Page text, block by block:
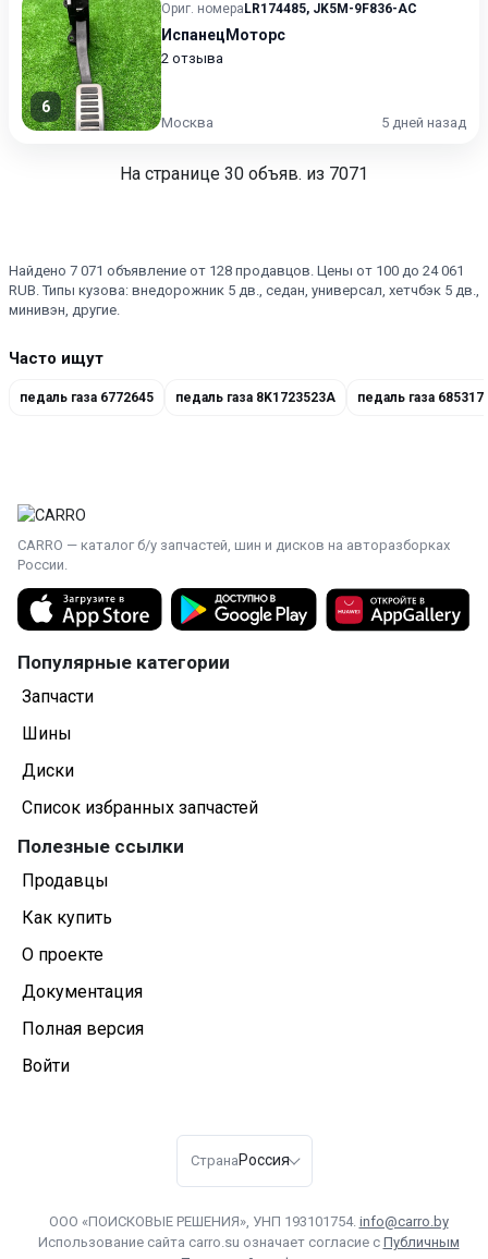
6
Ориг. номера LR174485, JK5M-9F836-AC
ИспанецМоторс
2 отзыва
Москва 5 дней назад
На странице 30 объяв. из 7071
Найдено 7 071 объявление от 128 продавцов. Цены от 100 до 24 061
RUB. Типы кузова: внедорожник 5 дв., седан, универсал, хетчбэк 5 дв.,
минивэн, другие.
Часто ищут
педаль газа 6772645 педаль газа 8K1723523A педаль газа
CARRO — каталог б/у запчастей, шин и дисков на авторазборках
России.
Популярные категории
Запчасти
Шины
Диски
Список избранных запчастей
Полезные ссылки
Продавцы
Как купить
О проекте
Документация
Полная версия
Войти
Страна Россия
ООО «ПОИСКОВЫЕ РЕШЕНИЯ», УНП 193101754. info@carro.by
Использование сайта carro.su означает согласие с Публичным